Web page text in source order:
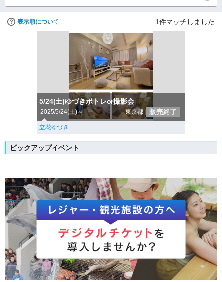
表示順について 1件マッチしました
5/24(土)ゆづきポトレor撮影会
2025/5/24(土)～ 東京都 販売終了
立花ゆづき
ピックアップイベント